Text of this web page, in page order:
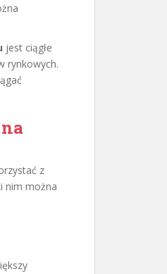
jest ciągłe
rynkowych.
z
nim można